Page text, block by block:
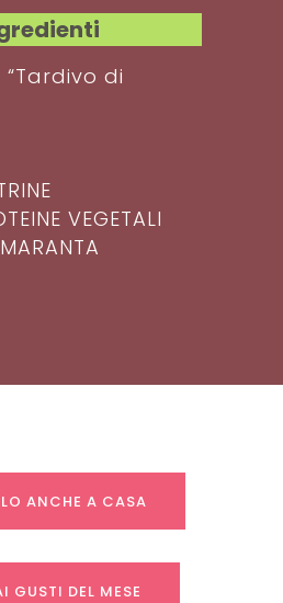
“Tardivo di
VEGETALI
ANCHE A CASA
GUSTI DEL MESE